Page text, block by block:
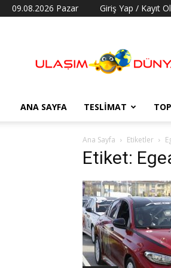
09.08.2026 Pazar Giriş Yap / Kayıt Ol
Dünyası
ANA SAYFA TESLIMAT
Ana Sayfa Etiketler
Etiket: